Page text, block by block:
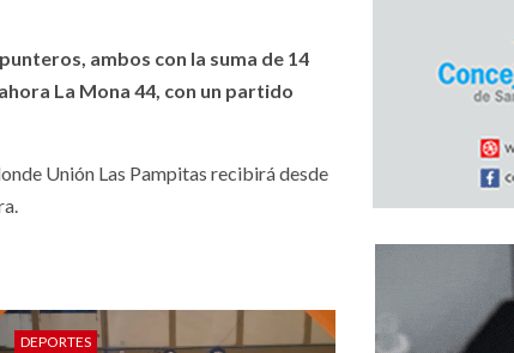
ambos con la suma de 14
La Mona 44, con un partido
Unión Las Pampitas recibirá desde
DEPORTES